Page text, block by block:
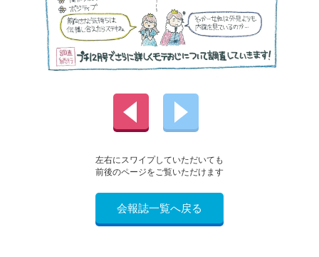
左右にスワイプしていただいても
前後のページをご覧いただけます
会報誌一覧へ戻る